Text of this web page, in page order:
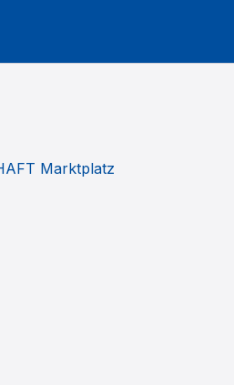
Marktplatz